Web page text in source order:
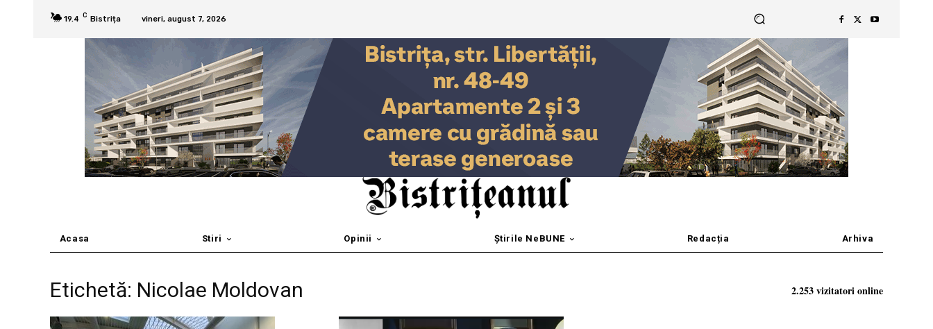
19.4 C Bistrița vineri, august 7, 2026
Acasa Stiri Opinii Știrile NeBUNE Redacția Arhiva
Etichetă: Nicolae Moldovan 2.253 vizitatori online